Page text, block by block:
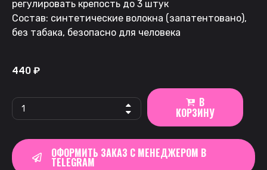
регулировать крепость до 3 штук
Состав: синтетические волокна (запатентовано),
без табака, безопасно для человека
440 ₽
В
КОРЗИНУ
ОФОРМИТЬ ЗАКАЗ С МЕНЕДЖЕРОМ В
TELEGRAM